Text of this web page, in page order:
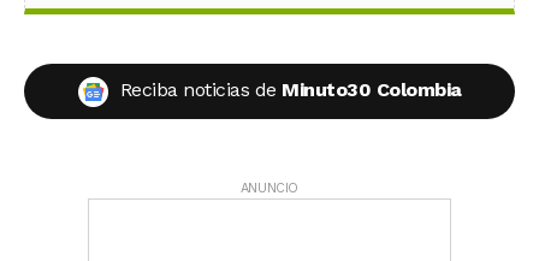
Reciba noticias de Minuto30 Colombia
ANUNCIO